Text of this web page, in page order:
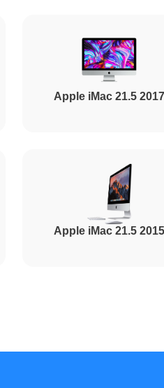
Apple iMac 21.5 2017
Apple iMac 21.5 2015